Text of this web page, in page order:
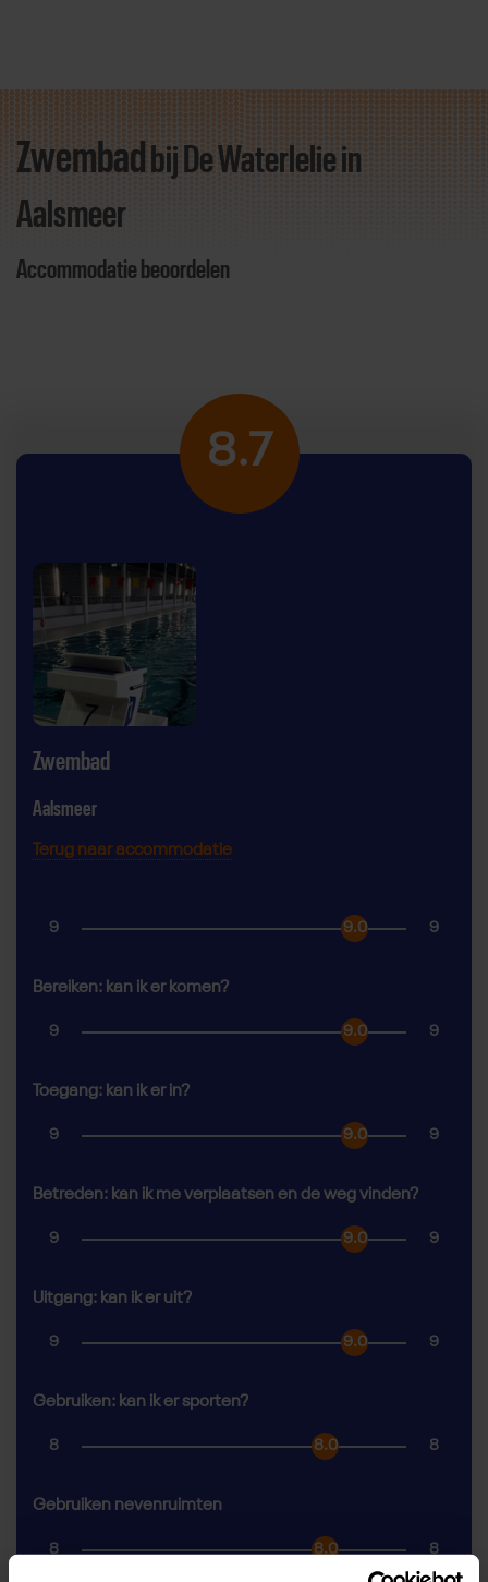
Direct door naar content
Zwembad bij De Waterleliein
Aalsmeer
Accommodatie beoordelen
Zwembad
Aalsmeer
Terug naar accommodatie
8.7
9 9.0 9
Bereiken: kan ik er komen?
9 9.0 9
Toegang: kan ik er in?
9 9.0 9
Betreden: kan ik me verplaatsen en de weg vinden?
9 9.0 9
Uitgang: kan ik er uit?
9 9.0 9
Gebruiken: kan ik er sporten?
8 8.0 8
Gebruiken nevenruimten
8 8.0 8